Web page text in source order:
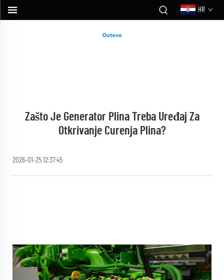
HR
Zašto Je Generator Plina Treba Uređaj Za
Otkrivanje Curenja Plina?
2026-01-25 12:37:45